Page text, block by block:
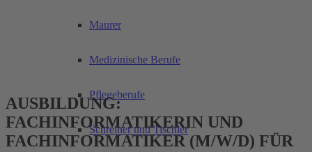
Maurer
Medizinische Berufe
Pflegeberufe
Schreiner und Tischler
AUSBILDUNG:
FACHINFORMATIKERIN UND
FACHINFORMATIKER (M/W/D) FÜR